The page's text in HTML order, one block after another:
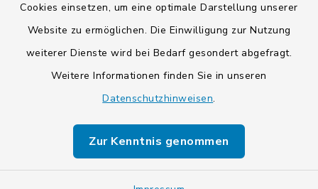
Cookies einsetzen, um eine optimale Darstellung unserer
Website zu ermöglichen. Die Einwilligung zur Nutzung
weiterer Dienste wird bei Bedarf gesondert abgefragt.
Weitere Informationen finden Sie in unseren
Datenschutzhinweisen.
Zur Kenntnis genommen
Datenschutz
Impressum
Sitemap
Cookie-Einstellungen